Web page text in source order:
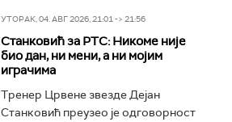
УТОРАК, 04. АВГ 2026, 21:01 -> 21:56
Станковић за РТС: Никоме није
био дан, ни мени, а ни мојим
играчима
Тренер Црвене звезде Дејан
Станковић преузео је одговорност